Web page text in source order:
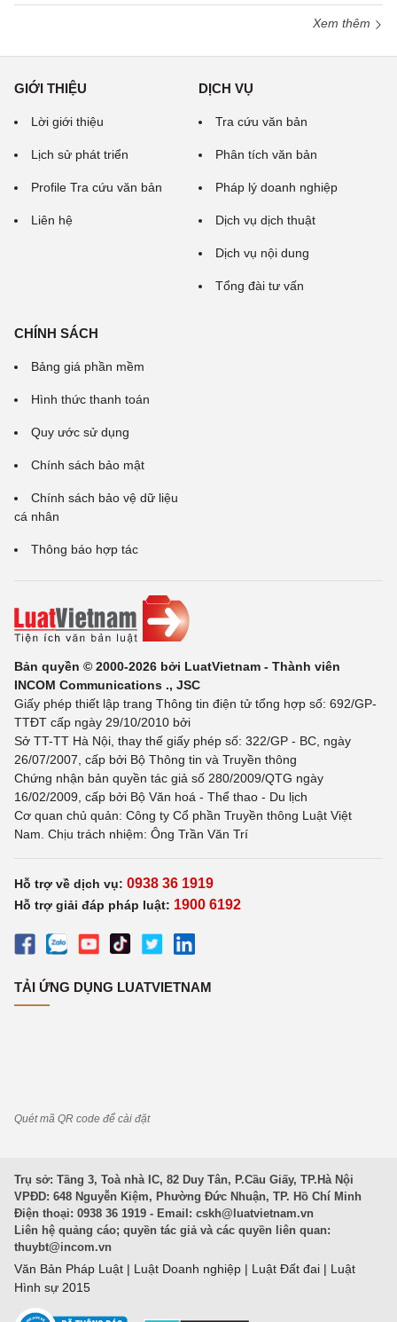
Xem thêm
GIỚI THIỆU
Lời giới thiệu
Lịch sử phát triển
Profile Tra cứu văn bản
Liên hệ
DỊCH VỤ
Tra cứu văn bản
Phân tích văn bản
Pháp lý doanh nghiệp
Dịch vụ dịch thuật
Dịch vụ nội dung
Tổng đài tư vấn
CHÍNH SÁCH
Bảng giá phần mềm
Hình thức thanh toán
Quy ước sử dụng
Chính sách bảo mật
Chính sách bảo vệ dữ liệu
cá nhân
Thông báo hợp tác
Bản quyền © 2000-2026 bởi LuatVietnam - Thành viên
INCOM Communications ., JSC
Giấy phép thiết lập trang Thông tin điện tử tổng hợp số: 692/GP-
TTĐT cấp ngày 29/10/2010 bởi
Sở TT-TT Hà Nội, thay thế giấy phép số: 322/GP - BC, ngày
26/07/2007, cấp bởi Bộ Thông tin và Truyền thông
Chứng nhận bản quyền tác giả số 280/2009/QTG ngày
16/02/2009, cấp bởi Bộ Văn hoá - Thể thao - Du lịch
Cơ quan chủ quản: Công ty Cổ phần Truyền thông Luật Việt
Nam. Chịu trách nhiệm: Ông Trần Văn Trí
Hỗ trợ về dịch vụ: 0938 36 1919
Hỗ trợ giải đáp pháp luật: 1900 6192
TẢI ỨNG DỤNG LUATVIETNAM
Quét mã QR code để cài đặt
Trụ sở: Tầng 3, Toà nhà IC, 82 Duy Tân, P.Cầu Giấy, TP.Hà Nội
VPĐD: 648 Nguyễn Kiệm, Phường Đức Nhuận, TP. Hồ Chí Minh
Điện thoại: 0938 36 1919 - Email: cskh@luatvietnam.vn
Liên hệ quảng cáo; quyền tác giả và các quyền liên quan:
thuybt@incom.vn
Văn Bản Pháp Luật | Luật Doanh nghiệp | Luật Đất đai | Luật
Hình sự 2015